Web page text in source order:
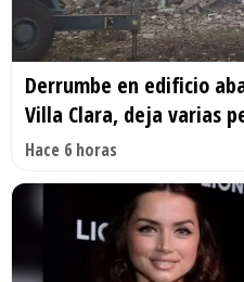
Derrumbe en edificio
Villa Clara, deja varias
Hace 6 horas